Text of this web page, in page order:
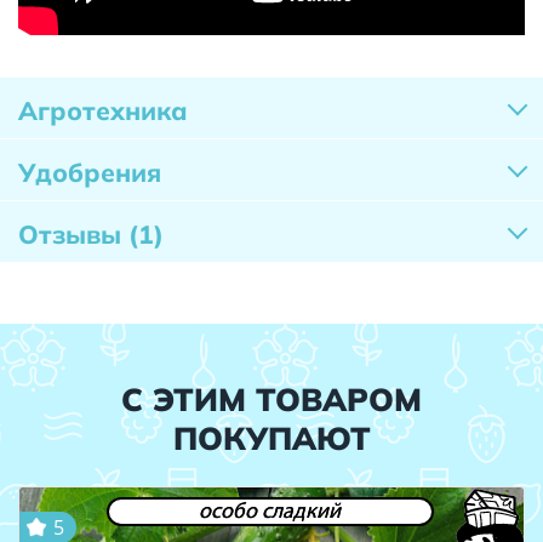
Агротехника
Удобрения
Отзывы (1)
С ЭТИМ ТОВАРОМ
ПОКУПАЮТ
особо сладкий
5